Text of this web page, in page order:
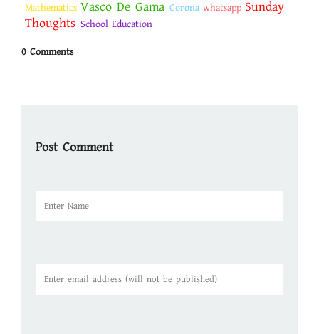
Mathematics Vasco De Gama Corona whatsapp Sunday
Thoughts School Education
0 Comments
Post Comment